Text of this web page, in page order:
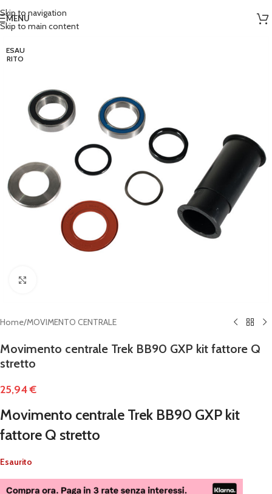
Skip to navigation
Skip to main content
MENU
ESAU
RITO
Home/MOVIMENTO CENTRALE
Movimento centrale Trek BB90 GXP kit fattore Q
stretto
25,94€
Movimento centrale Trek BB90 GXP kit
fattore Q stretto
Esaurito